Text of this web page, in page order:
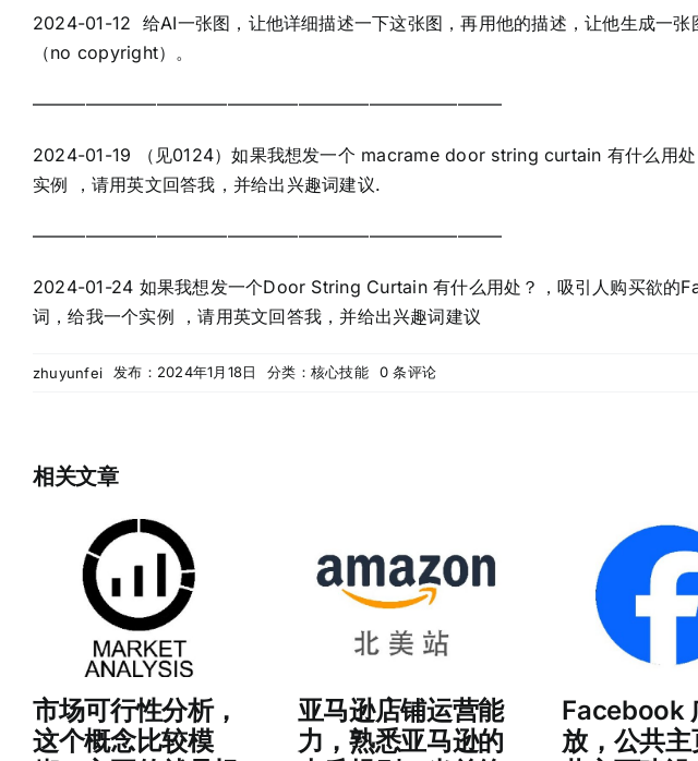
2024-01-12 给AI一张图，让他详细描述一下这张图，再用他的描述，让他生成一张
（no copyright）。
——————————————————————————–
2024-01-19 （见0124）如果我想发一个 macrame door string curtain 有什么用
实例 ，请用英文回答我，并给出兴趣词建议.
——————————————————————————–
2024-01-24 如果我想发一个Door String Curtain 有什么用处？，吸引人购买欲的
词，给我一个实例 ，请用英文回答我，并给出兴趣词建议
zhuyunfei 发布：2024年1月18日 分类： 核心技能 0 条评论on
索，
ChatGPT
和
件，
bingchat，
等
的
学
习
相关文章
市场可行性分析，
这个概念比较模
亚马逊店铺运营能
力，熟悉亚马逊的
Facebook
放，公共